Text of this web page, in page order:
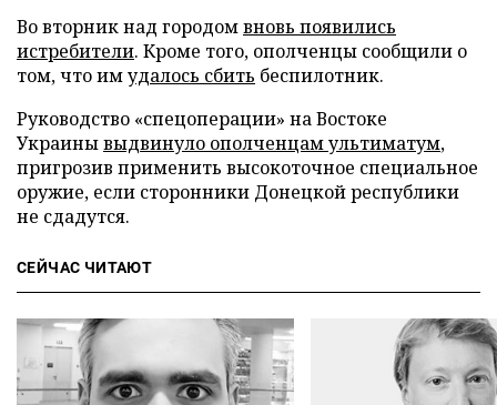
Во вторник над городомвновь появились
истребители. Кроме того, ополченцы сообщили о
том, что имудалось сбить беспилотник.
Руководство «спецоперации» на Востоке
Украинывыдвинуло ополченцам ультиматум,
пригрозив применить высокоточное специальное
оружие, если сторонники Донецкой республики
не сдадутся.
СЕЙЧАС ЧИТАЮТ